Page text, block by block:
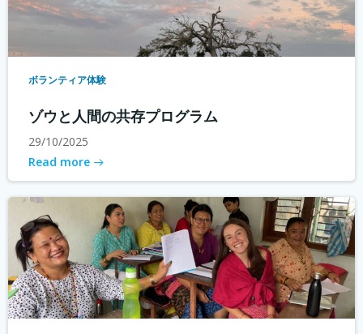
ボランティア体験
ゾウと人間の共存プログラム
29/10/2025
Read more